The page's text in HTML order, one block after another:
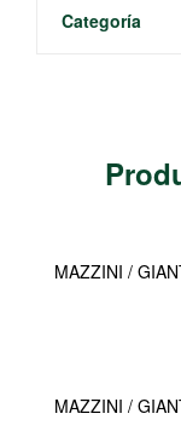
Categoría
MAZZINI /
MAZZINI /